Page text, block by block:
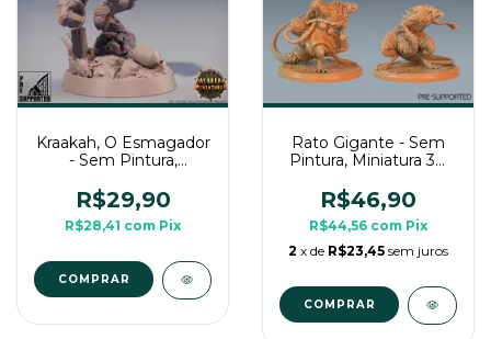
Kraakah, O Esmagador
- Sem Pintura,
Para Rpg de Mesa
R$29,90
R$28,41 com Pix
COMPRAR
Rato Gigante - Sem
Pintura, Miniatura 3D
Mesa
R$46,90
R$44,56 com Pix
2 x de R$23,45 sem juros
COMPRAR